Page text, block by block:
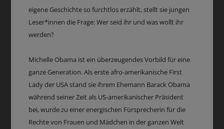
eigene Geschichte so furchtlos erzählt, stellt sie jungen
Leser*innen die Frage: Wer seid ihr und was wollt ihr
werden?
Michelle Obama ist ein überzeugendes Vorbild für eine
ganze Generation. Als erste afro-amerikanische First
Lady der USA stand sie ihrem Ehemann Barack Obama
während seiner Zeit als US-amerikanischer Präsident
bei, wurde zu einer energischen Fürsprecherin für die
Rechte von Frauen und Mädchen in der ganzen Welt